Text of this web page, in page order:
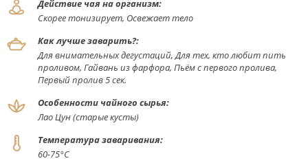
Действие чая на организм:
Скорее тонизирует, Освежает тело
Как лучше заварить?:
Для внимательных дегустаций, Для тех, кто любит пить
проливом, Гайвань из фарфора, Пьём с первого пролива,
Первый пролив 5 сек.
Особенности чайного сырья:
Лао Цун (старые кусты)
Температура заваривания:
60-75°С